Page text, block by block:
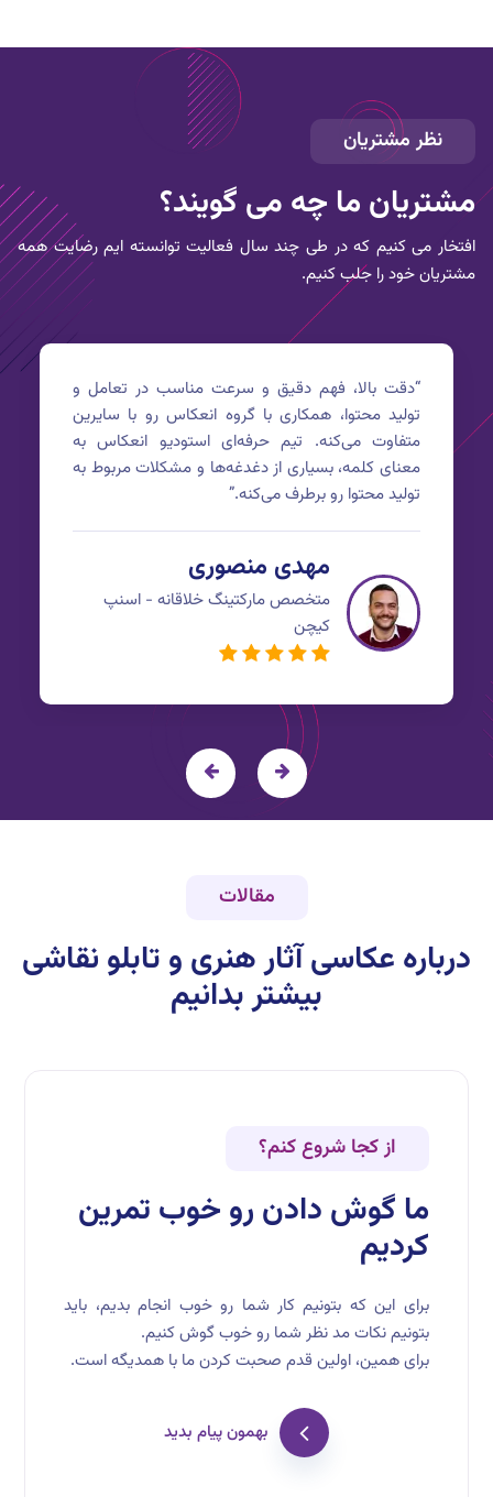
“دقت بالا، فهم دقیق و سرعت مناسب در تعامل و
تولید محتوا، همکاری با گروه انعکاس رو با سایرین
متفاوت می‌کنه. تیم حرفه‌ای استودیو انعکاس به
معنای کلمه، بسیاری از دغدغه‌ها و مشکلات مربوط به
تولید محتوا رو برطرف می‌کنه.”
مهدی منصوری
متخصص مارکتینگ خلاقانه - اسنپ
کیچن
نظر مشتریان
مشتریان ما چه می گویند؟
افتخار می کنیم که در طی چند سال فعالیت توانسته ایم رضایت همه
مشتریان خود را جلب کنیم.
مقالات
درباره عکاسی آثار هنری و تابلو نقاشی
بیشتر بدانیم
از کجا شروع کنم؟
ما گوش دادن رو خوب تمرین
کردیم
برای این که بتونیم کار شما رو خوب انجام بدیم، باید
بتونیم نکات مد نظر شما رو خوب گوش کنیم.
برای همین، اولین قدم صحبت کردن ما با همدیگه است.
بهمون پیام بدید